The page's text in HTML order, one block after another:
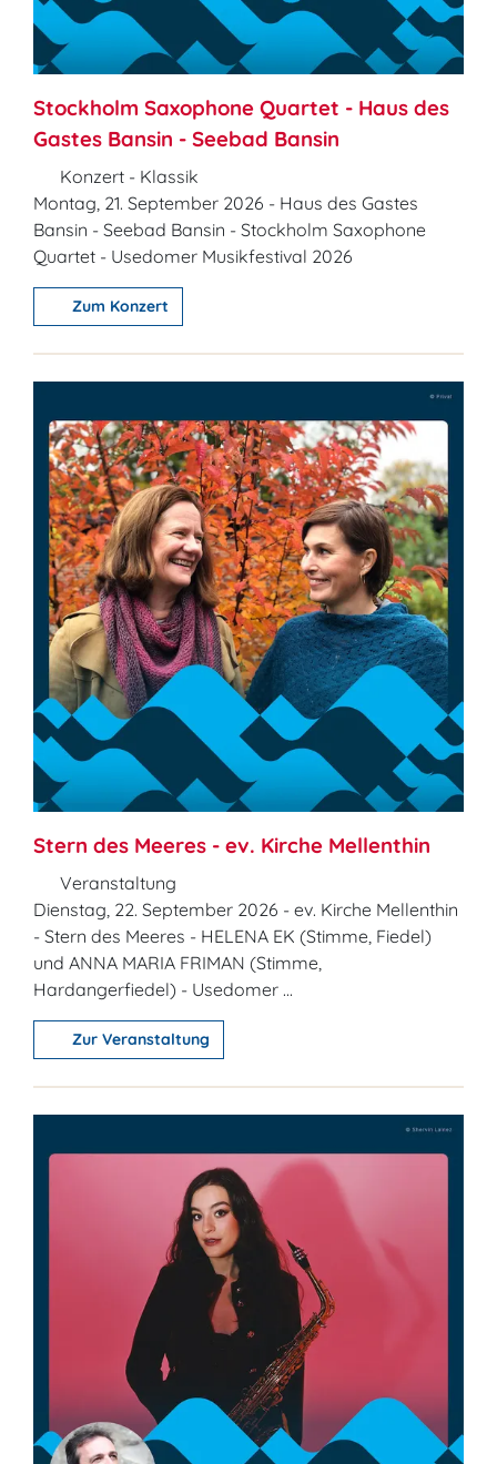
Stockholm Saxophone Quartet - Haus des
Gastes Bansin - Seebad Bansin
Konzert - Klassik
Montag, 21. September 2026 - Haus des Gastes
Bansin - Seebad Bansin - Stockholm Saxophone
Quartet - Usedomer Musikfestival 2026
Zum Konzert
Stern des Meeres - ev. Kirche Mellenthin
Veranstaltung
Dienstag, 22. September 2026 - ev. Kirche Mellenthin
- Stern des Meeres - HELENA EK (Stimme, Fiedel)
und ANNA MARIA FRIMAN (Stimme,
Hardangerfiedel) - Usedomer ...
Zur Veranstaltung